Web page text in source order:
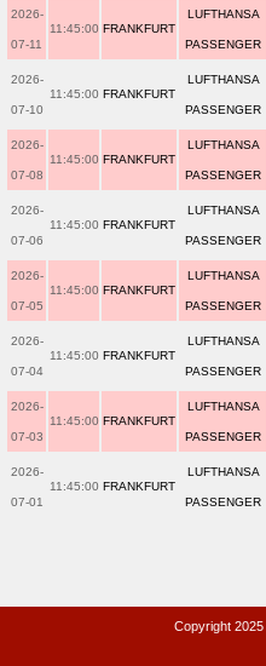
2026-
07-11
11:45:00 FRANKFURT
LUFTHANSA
PASSENGER
2026-
07-10
11:45:00 FRANKFURT
LUFTHANSA
PASSENGER
2026-
07-08
11:45:00 FRANKFURT
LUFTHANSA
PASSENGER
2026-
07-06
11:45:00 FRANKFURT
LUFTHANSA
PASSENGER
2026-
07-05
11:45:00 FRANKFURT
LUFTHANSA
PASSENGER
2026-
07-04
11:45:00 FRANKFURT
LUFTHANSA
PASSENGER
2026-
07-03
11:45:00 FRANKFURT
LUFTHANSA
PASSENGER
2026-
07-01
11:45:00 FRANKFURT
LUFTHANSA
PASSENGER
Copyright 2025